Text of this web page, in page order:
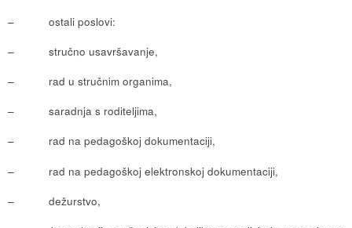
– ostali poslovi:
– stručno usavršavanje,
– rad u stručnim organima,
– saradnja s roditeljima,
– rad na pedagoškoj dokumentaciji,
– rad na pedagoškoj elektronskoj dokumentaciji,
– dežurstvo,